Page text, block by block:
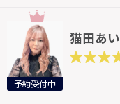
予約受付中
猫田あい